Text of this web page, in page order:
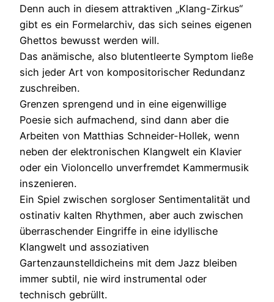
Denn auch in diesem attraktiven „Klang-Zirkus“
gibt es ein Formelarchiv, das sich seines eigenen
Ghettos bewusst werden will.
Das anämische, also blutentleerte Symptom ließe
sich jeder Art von kompositorischer Redundanz
zuschreiben.
Grenzen sprengend und in eine eigenwillige
Poesie sich aufmachend, sind dann aber die
Arbeiten von Matthias Schneider-Hollek, wenn
neben der elektronischen Klangwelt ein Klavier
oder ein Violoncello unverfremdet Kammermusik
inszenieren.
Ein Spiel zwischen sorgloser Sentimentalität und
ostinativ kalten Rhythmen, aber auch zwischen
überraschender Eingriffe in eine idyllische
Klangwelt und assoziativen
Gartenzaunstelldicheins mit dem Jazz bleiben
immer subtil, nie wird instrumental oder
technisch gebrüllt.